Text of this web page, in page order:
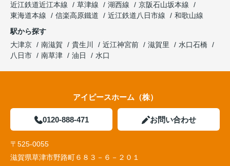
近江鉄道近江本線
草津線 湖西線
京阪石山坂本線
東海道本線
信楽高原鐵道 近江鉄道八日市線
和歌山線
駅から探す
大津京
南滋賀 貴生川 近江神宮前 滋賀里
水口石橋
八日市
南草津 油日 水口
アイピースホーム（株）
0120-888-471 お問い合わせ
〒525-0055
滋賀県草津市野路町６８３－６－２０１